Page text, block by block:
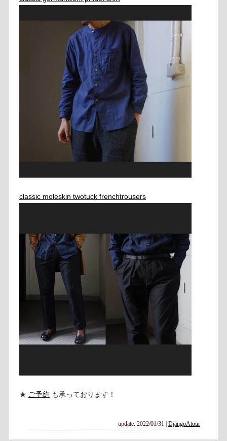
classic moleskin twotuck frenchtrousers
★ ご予約 も承っております！
update: 2022/01/31 |DjangoAtour